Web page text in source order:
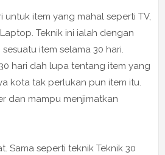
untuk item yang mahal seperti TV,
Teknik ini ialah dengan
item selama 30 hari.
hari dah lupa tentang item yang
kota tak perlukan pun item itu.
dan mampu menjimatkan
Sama seperti teknik Teknik 30